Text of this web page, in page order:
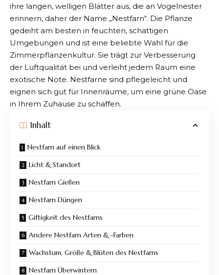
ihre langen, welligen Blätter aus, die an Vogelnester
erinnern, daher der Name „Nestfarn“. Die Pflanze
gedeiht am besten in feuchten, schattigen
Umgebungen und ist eine beliebte Wahl für die
Zimmerpflanzenkultur. Sie trägt zur Verbesserung
der Luftqualität bei und verleiht jedem Raum eine
exotische Note. Nestfarne sind pflegeleicht und
eignen sich gut für Innenräume, um eine grüne Oase
in Ihrem Zuhause zu schaffen.
Inhalt
Nestfarn auf einen Blick
Licht & Standort
Nestfarn Gießen
Nestfarn Düngen
Giftigkeit des Nestfarns
Andere Nestfarn Arten & -Farben
Wachstum, Größe & Blüten des Nestfarns
Nestfarn Überwintern